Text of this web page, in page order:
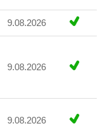
9.08.2026
9.08.2026
9.08.2026